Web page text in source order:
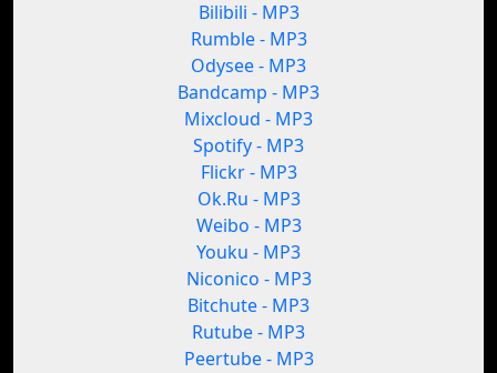
Bilibili - MP3
Rumble - MP3
Odysee - MP3
Bandcamp - MP3
Mixcloud - MP3
Spotify - MP3
Flickr - MP3
Ok.Ru - MP3
Weibo - MP3
Youku - MP3
Niconico - MP3
Bitchute - MP3
Rutube - MP3
Peertube - MP3